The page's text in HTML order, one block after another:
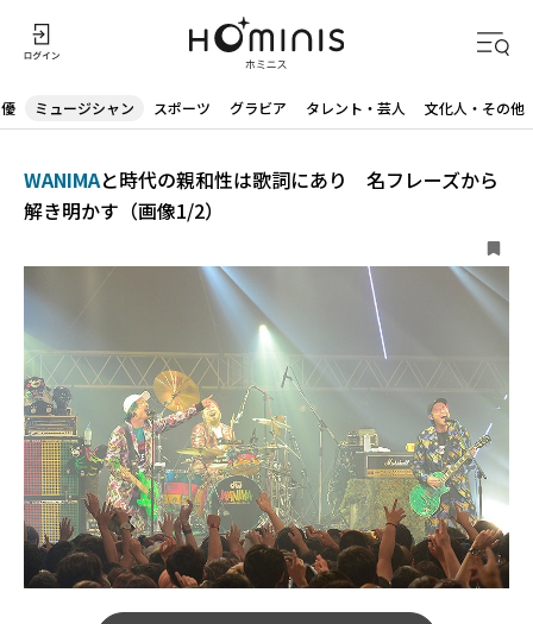
ミュージシャン スポーツ グラビア タレント・芸人 文化人・その他
WANIMAと時代の親和性は歌詞にあり 名フレーズから
解き明かす（画像1/2）